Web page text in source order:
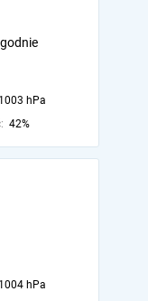
1003 hPa
42%
1004 hPa